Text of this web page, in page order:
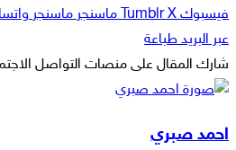
فيسبوك ‫X ماسنجر ماسنجر
عبر البريد طباعة
شارك المقال على منصات التواصل
فيسبوك
‫X
ماسنجر
ماسنجر
واتساب
تيلقرام
ڤايبر
لاين
مشاركة
البريد
طباعة
احمد صبري